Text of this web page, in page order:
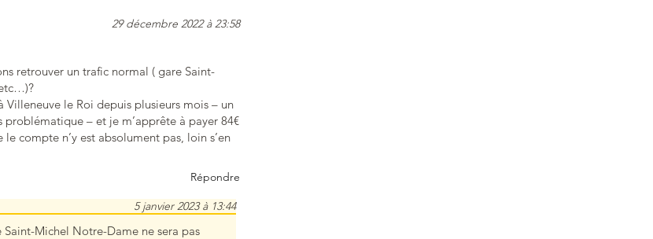
29 décembre 2022 à 23:58
retrouver un trafic normal ( gare Saint-
le Roi depuis plusieurs mois – un
– et je m’apprête à payer 84€
compte n’y est absolument pas, loin s’en
Répondre
5 janvier 2023 à 13:44
Michel Notre-Dame ne sera pas